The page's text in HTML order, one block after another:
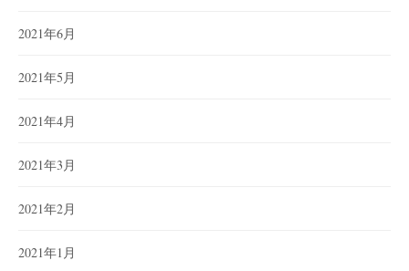
2021年6月
2021年5月
2021年4月
2021年3月
2021年2月
2021年1月